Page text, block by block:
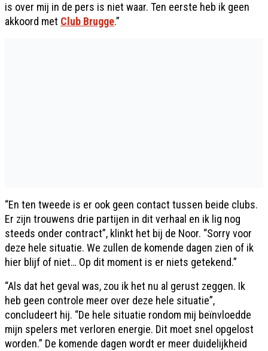
is over mij in de pers is niet waar. Ten eerste heb ik geen
akkoord met Club Brugge.”
“En ten tweede is er ook geen contact tussen beide clubs.
Er zijn trouwens drie partijen in dit verhaal en ik lig nog
steeds onder contract”, klinkt het bij de Noor. “Sorry voor
deze hele situatie. We zullen de komende dagen zien of ik
hier blijf of niet… Op dit moment is er niets getekend.”
“Als dat het geval was, zou ik het nu al gerust zeggen. Ik
heb geen controle meer over deze hele situatie”,
concludeert hij. “De hele situatie rondom mij beïnvloedde
mijn spelers met verloren energie. Dit moet snel opgelost
worden.” De komende dagen wordt er meer duidelijkheid